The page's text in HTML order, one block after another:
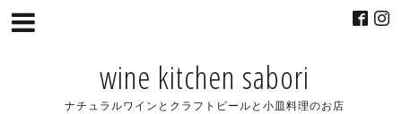
wine kitchen sabori
ナチュラルワインとクラフトビールと小皿料理のお店